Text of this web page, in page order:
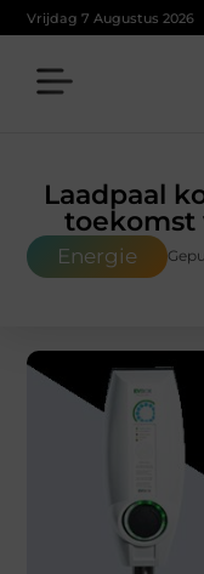
Vrijdag 7 Augustus 2026
Laadpaal
toekomst
Energie